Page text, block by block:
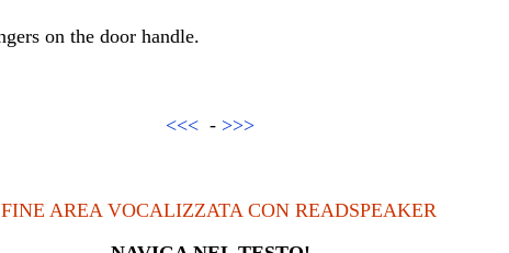
on the door handle.
<<< - >>>
AREA VOCALIZZATA CON READSPEAKER